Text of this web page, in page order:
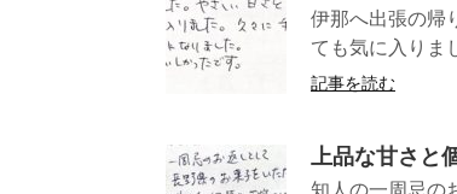
伊那へ出張の帰
ても気に入りま
記事を読む
上品な甘さと